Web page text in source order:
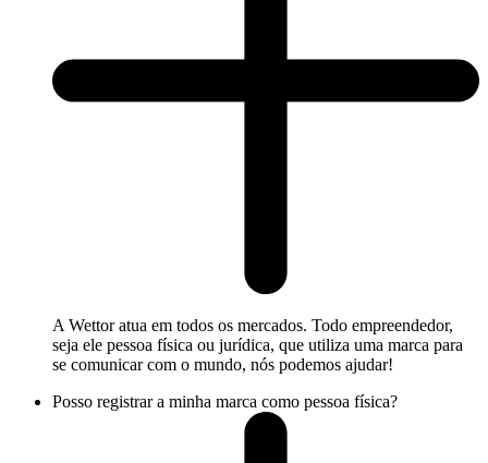
A Wettor atua em todos os mercados. Todo empreendedor,
seja ele pessoa física ou jurídica, que utiliza uma marca para
se comunicar com o mundo, nós podemos ajudar!
Posso registrar a minha marca como pessoa física?